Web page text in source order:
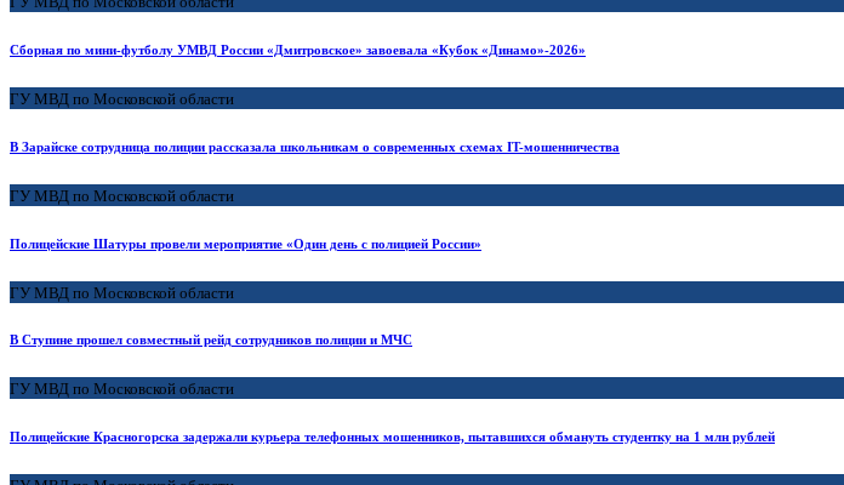
Сборная по мини-футболу УМВД России «Дмитровское» завоевала «Кубок «Динамо»-2026»
ГУ МВД по Московской области
В Зарайске сотрудница полиции рассказала школьникам о современных схемах IT-мошенничества
ГУ МВД по Московской области
Полицейские Шатуры провели мероприятие «Один день с полицией России»
ГУ МВД по Московской области
В Ступине прошел совместный рейд сотрудников полиции и МЧС
ГУ МВД по Московской области
Полицейские Красногорска задержали курьера телефонных мошенников, пытавшихся обмануть студентку на 1 млн рублей